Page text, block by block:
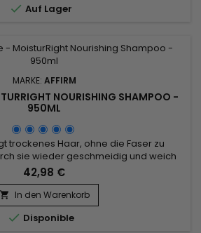
 Auf Lager
MARKE: AFFIRM
NOURISHING SHAMPOO -
950ML
trockenes Haar, ohne die Faser zu
sie wieder geschmeidig und weich
Formel des nährenden Affirm
ist sulfatfrei und mit Buriti- und
Sie beugt dem Austrocknen des
es und verleiht geschädigtem Haar
Glanz und...
42,98 €
 In den Warenkorb
 Disponible